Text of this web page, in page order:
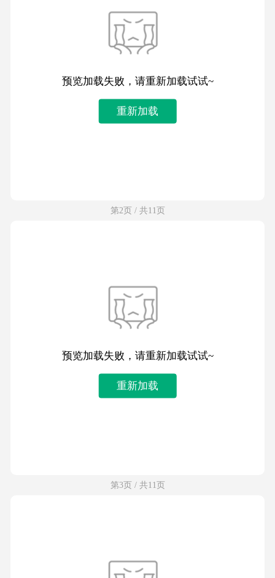
预览加载失败，请重新加载试试~
重新加载
第2页 / 共11页
预览加载失败，请重新加载试试~
重新加载
第3页 / 共11页